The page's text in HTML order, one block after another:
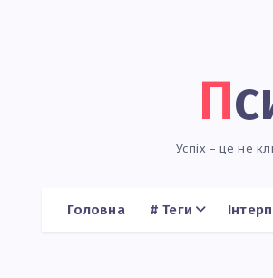
Успіх – це не
Головна # Теги